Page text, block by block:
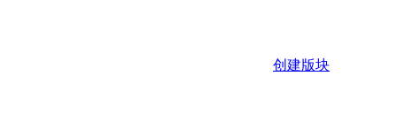
创建版块